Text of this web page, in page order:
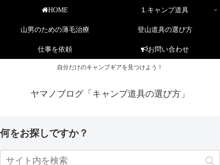
自分だけのキャンプギアを見つけよう！
ヤマノブログ「キャンプ道具の選び方」
HOME 1.キャンプ道具
山男のための薄毛治療 登山道具の選び方
仕事を依頼 お問い合わせ
何をお探しですか？